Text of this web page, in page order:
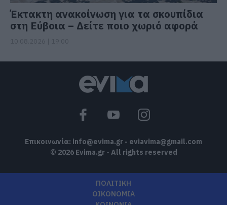
Έκτακτη ανακοίνωση για τα σκουπίδια
στη Εύβοια – Δείτε ποιο χωριό αφορά
Επικοινωνία: info@evima.gr - eviavima@gmail.com
© 2026 Evima.gr - All rights reserved
ΠΟΛΙΤΙΚΗ
ΟΙΚΟΝΟΜΙΑ